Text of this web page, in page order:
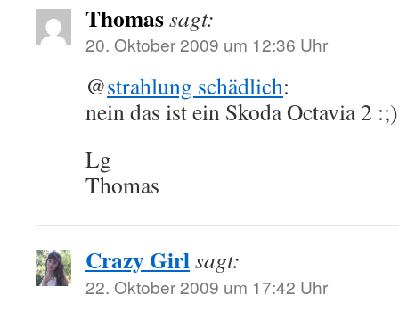
Thomassagt:
20. Oktober 2009 um 12:36 Uhr
@strahlung schädlich:
nein das ist ein Skoda Octavia 2
Lg
Thomas
Crazy Girlsagt:
22. Oktober 2009 um 17:42 Uhr